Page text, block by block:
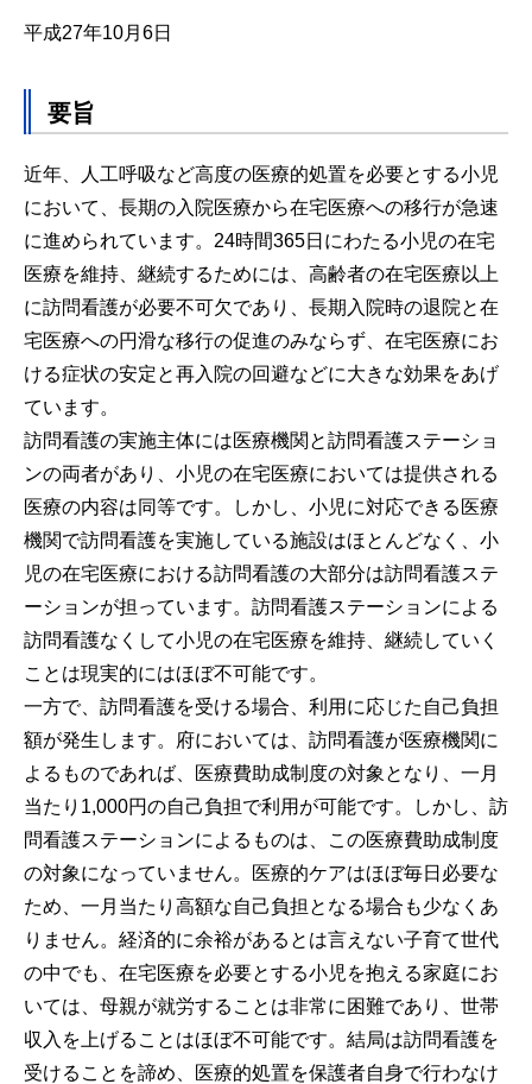
平成27年10月6日
要旨
近年、人工呼吸など高度の医療的処置を必要とする小児
において、長期の入院医療から在宅医療への移行が急速
に進められています。24時間365日にわたる小児の在宅
医療を維持、継続するためには、高齢者の在宅医療以上
に訪問看護が必要不可欠であり、長期入院時の退院と在
宅医療への円滑な移行の促進のみならず、在宅医療にお
ける症状の安定と再入院の回避などに大きな効果をあげ
ています。
訪問看護の実施主体には医療機関と訪問看護ステーショ
ンの両者があり、小児の在宅医療においては提供される
医療の内容は同等です。しかし、小児に対応できる医療
機関で訪問看護を実施している施設はほとんどなく、小
児の在宅医療における訪問看護の大部分は訪問看護ステ
ーションが担っています。訪問看護ステーションによる
訪問看護なくして小児の在宅医療を維持、継続していく
ことは現実的にはほぼ不可能です。
一方で、訪問看護を受ける場合、利用に応じた自己負担
額が発生します。府においては、訪問看護が医療機関に
よるものであれば、医療費助成制度の対象となり、一月
当たり1,000円の自己負担で利用が可能です。しかし、訪
問看護ステーションによるものは、この医療費助成制度
の対象になっていません。医療的ケアはほぼ毎日必要な
ため、一月当たり高額な自己負担となる場合も少なくあ
りません。経済的に余裕があるとは言えない子育て世代
の中でも、在宅医療を必要とする小児を抱える家庭にお
いては、母親が就労することは非常に困難であり、世帯
収入を上げることはほぼ不可能です。結局は訪問看護を
受けることを諦め、医療的処置を保護者自身で行わなけ